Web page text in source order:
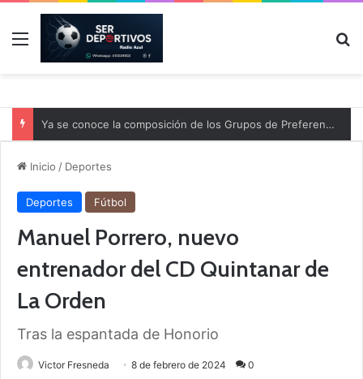
Menú
Ya se conoce la composición de los Grupos de Preferente y el calendario
Inicio / Deportes
Deportes Fútbol
Manuel Porrero, nuevo
entrenador del CD Quintanar de
La Orden
Tras la espantada de Honorio
Victor Fresneda 8 de febrero de 2024 0